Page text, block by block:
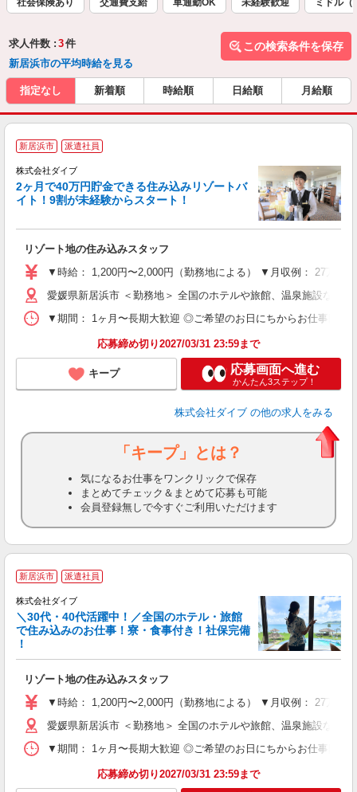
社会保険あり 交通費支給 車通勤OK 未経験歓迎 ミドル
求人件数 : 3件
新居浜市の平均時給を見る
この検索条件を保存
指定なし 新着順 時給順 日給順 月給順
新居浜市 派遣社員
株式会社ダイブ
2ヶ月で40万円貯金できる住み込みリゾートバ
イト！9割が未経験からスタート！
リゾート地の住み込みスタッフ
▼時給： 1,200円〜2,000円（勤務地による） ▼月収例： 27万
愛媛県新居浜市 ＜勤務地＞ 全国のホテルや旅館、温泉施設など
▼期間： 1ヶ月〜長期大歓迎 ◎ご希望のお日にちからお仕事開
応募締め切り2027/03/31 23:59まで
キープ 応募画面へ進む
かんたん3ステップ！
株式会社ダイブ の他の求人をみる
「キープ」とは？
気になるお仕事をワンクリックで保存
まとめてチェック＆まとめて応募も可能
会員登録無しで今すぐご利用いただけます
新居浜市 派遣社員
株式会社ダイブ
＼30代・40代活躍中！／全国のホテル・旅館
で住み込みのお仕事！寮・食事付き！社保完備
！
リゾート地の住み込みスタッフ
▼時給： 1,200円〜2,000円（勤務地による） ▼月収例： 27万
愛媛県新居浜市 ＜勤務地＞ 全国のホテルや旅館、温泉施設など
▼期間： 1ヶ月〜長期大歓迎 ◎ご希望のお日にちからお仕事開
応募締め切り2027/03/31 23:59まで